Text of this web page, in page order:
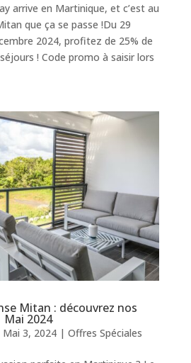
arrive en Martinique, et c’est au
que ça se passe !Du 29
2024, profitez de 25% de
! Code promo à saisir lors
Mitan : découvrez nos
Mai 2024
Mai 3, 2024| Offres Spéciales